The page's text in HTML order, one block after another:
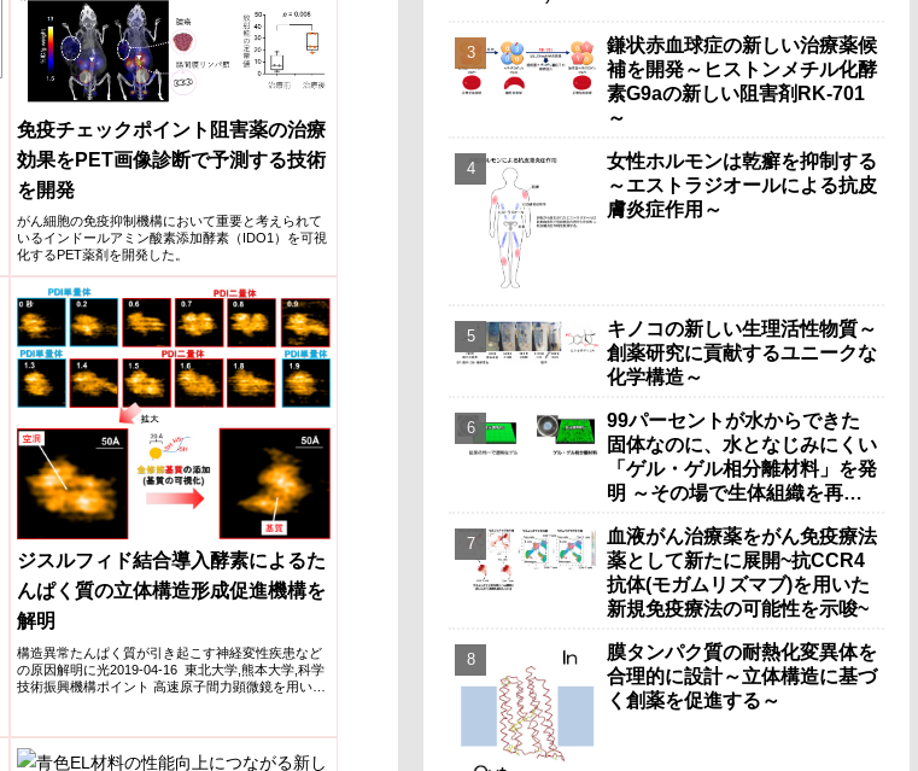
免疫チェックポイント阻害薬の治療
効果をPET画像診断で予測する技術
を開発
がん細胞の免疫抑制機構において重要と考えられて
いるインドールアミン酸素添加酵素（IDO1）を可視
化するPET薬剤を開発した。
ジスルフィド結合導入酵素によるた
んぱく質の立体構造形成促進機構を
解明
構造異常たんぱく質が引き起こす神経変性疾患など
の原因解明に光2019-04-16 東北大学,熊本大学,科学
技術振興機構ポイント 高速原子間力顕微鏡を用いた
鎌状赤血球症の新しい治療薬候
補を開発～ヒストンメチル化酵
素G9aの新しい阻害剤RK-701
～
女性ホルモンは乾癬を抑制する
～エストラジオールによる抗皮
膚炎症作用～
キノコの新しい生理活性物質～
創薬研究に貢献するユニークな
化学構造～
99パーセントが水からできた
固体なのに、水となじみにくい
「ゲル・ゲル相分離材料」を発
明 ～その場で生体組織を再生
材料の可能性～
血液がん治療薬をがん免疫療法
薬として新たに展開~抗CCR4
抗体(モガムリズマブ)を用いた
新規免疫療法の可能性を示唆~
膜タンパク質の耐熱化変異体を
合理的に設計～立体構造に基づ
く創薬を促進する～